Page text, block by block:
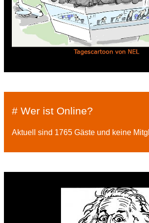
# Wer ist Online?
Aktuell sind 1765 Gäste und keine